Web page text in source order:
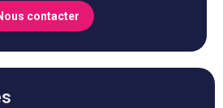
contacter